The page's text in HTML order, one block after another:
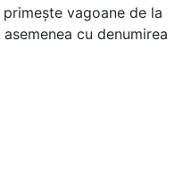
vagoane de la
cu denumirea